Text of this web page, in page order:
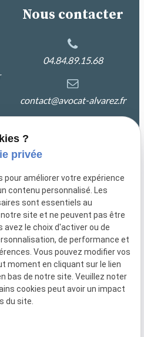
Nous contacter
04.84.89.15.68
contact@avocat-alvarez.fr
Duranne Immeuble
13100 Aix en Provence
?
privée
pour améliorer votre expérience
contenu personnalisé. Les
sont essentiels au
site et ne peuvent pas être
avez le choix d'activer ou de
de performance et
Vous pouvez modifier vos
moment en cliquant sur le lien
bas de notre site. Veuillez noter
cookies peut avoir un impact
du site.